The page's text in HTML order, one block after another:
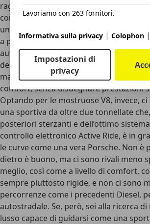
Lavoriamo con 263 fornitori.
Informativa sulla privacy | Colophon |
Impostazioni di
privacy
raggiungere cifre da capogiro ma, allo
condensare tante auto in una. Se,
un utilizzo di rappresentanza, magari in
a passo lungo, offre comfort, spazio e
auto di lusso. Allo stesso tempo, però,
delle versioni con motore V6, termiche
macinare chilometri in autostrada nel
comfort, senza disdegnare prestazioni
Optando per le mostruose V8, invece,
una sportiva da oltre due tonnellate
posteriori sterzanti e dell’ottimo
controllo elettronico Active Ride, è in
le curve come una vera Porsche. Non è
dietro è buono, ma ci sono rivali meno
meglio, così come a livello di comfort,
sempre piuttosto rigide, e non ci sono
percorrenze come i precedenti Diesel,
autostradale. Se, però, sei alla ricerca
lusso capace di guidarsi come una